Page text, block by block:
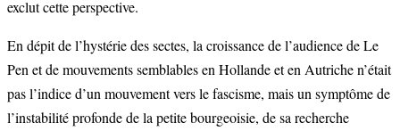
exclut cette perspective.
En dépit de l’hystérie des sectes, la croissance de l’audience de Le
Pen et de mouvements semblables en Hollande et en Autriche n’était
pas l’indice d’un mouvement vers le fascisme, mais un symptôme de
l’instabilité profonde de la petite bourgeoisie, de sa recherche